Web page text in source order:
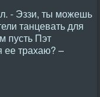
- Эззи, ты можешь
танцевать для
пусть Пэт
ее трахаю? –